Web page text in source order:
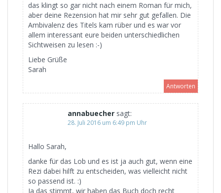
das klingt so gar nicht nach einem Roman für mich,
aber deine Rezension hat mir sehr gut gefallen. Die
Ambivalenz des Titels kam rüber und es war vor
allem interessant eure beiden unterschiedlichen
Sichtweisen zu lesen :-)
Liebe Grüße
Sarah
Antworten
annabuecher sagt:
28. Juli 2016 um 6:49 pm Uhr
Hallo Sarah,
danke für das Lob und es ist ja auch gut, wenn eine
Rezi dabei hilft zu entscheiden, was vielleicht nicht
so passend ist. :)
Ja das stimmt, wir haben das Buch doch recht